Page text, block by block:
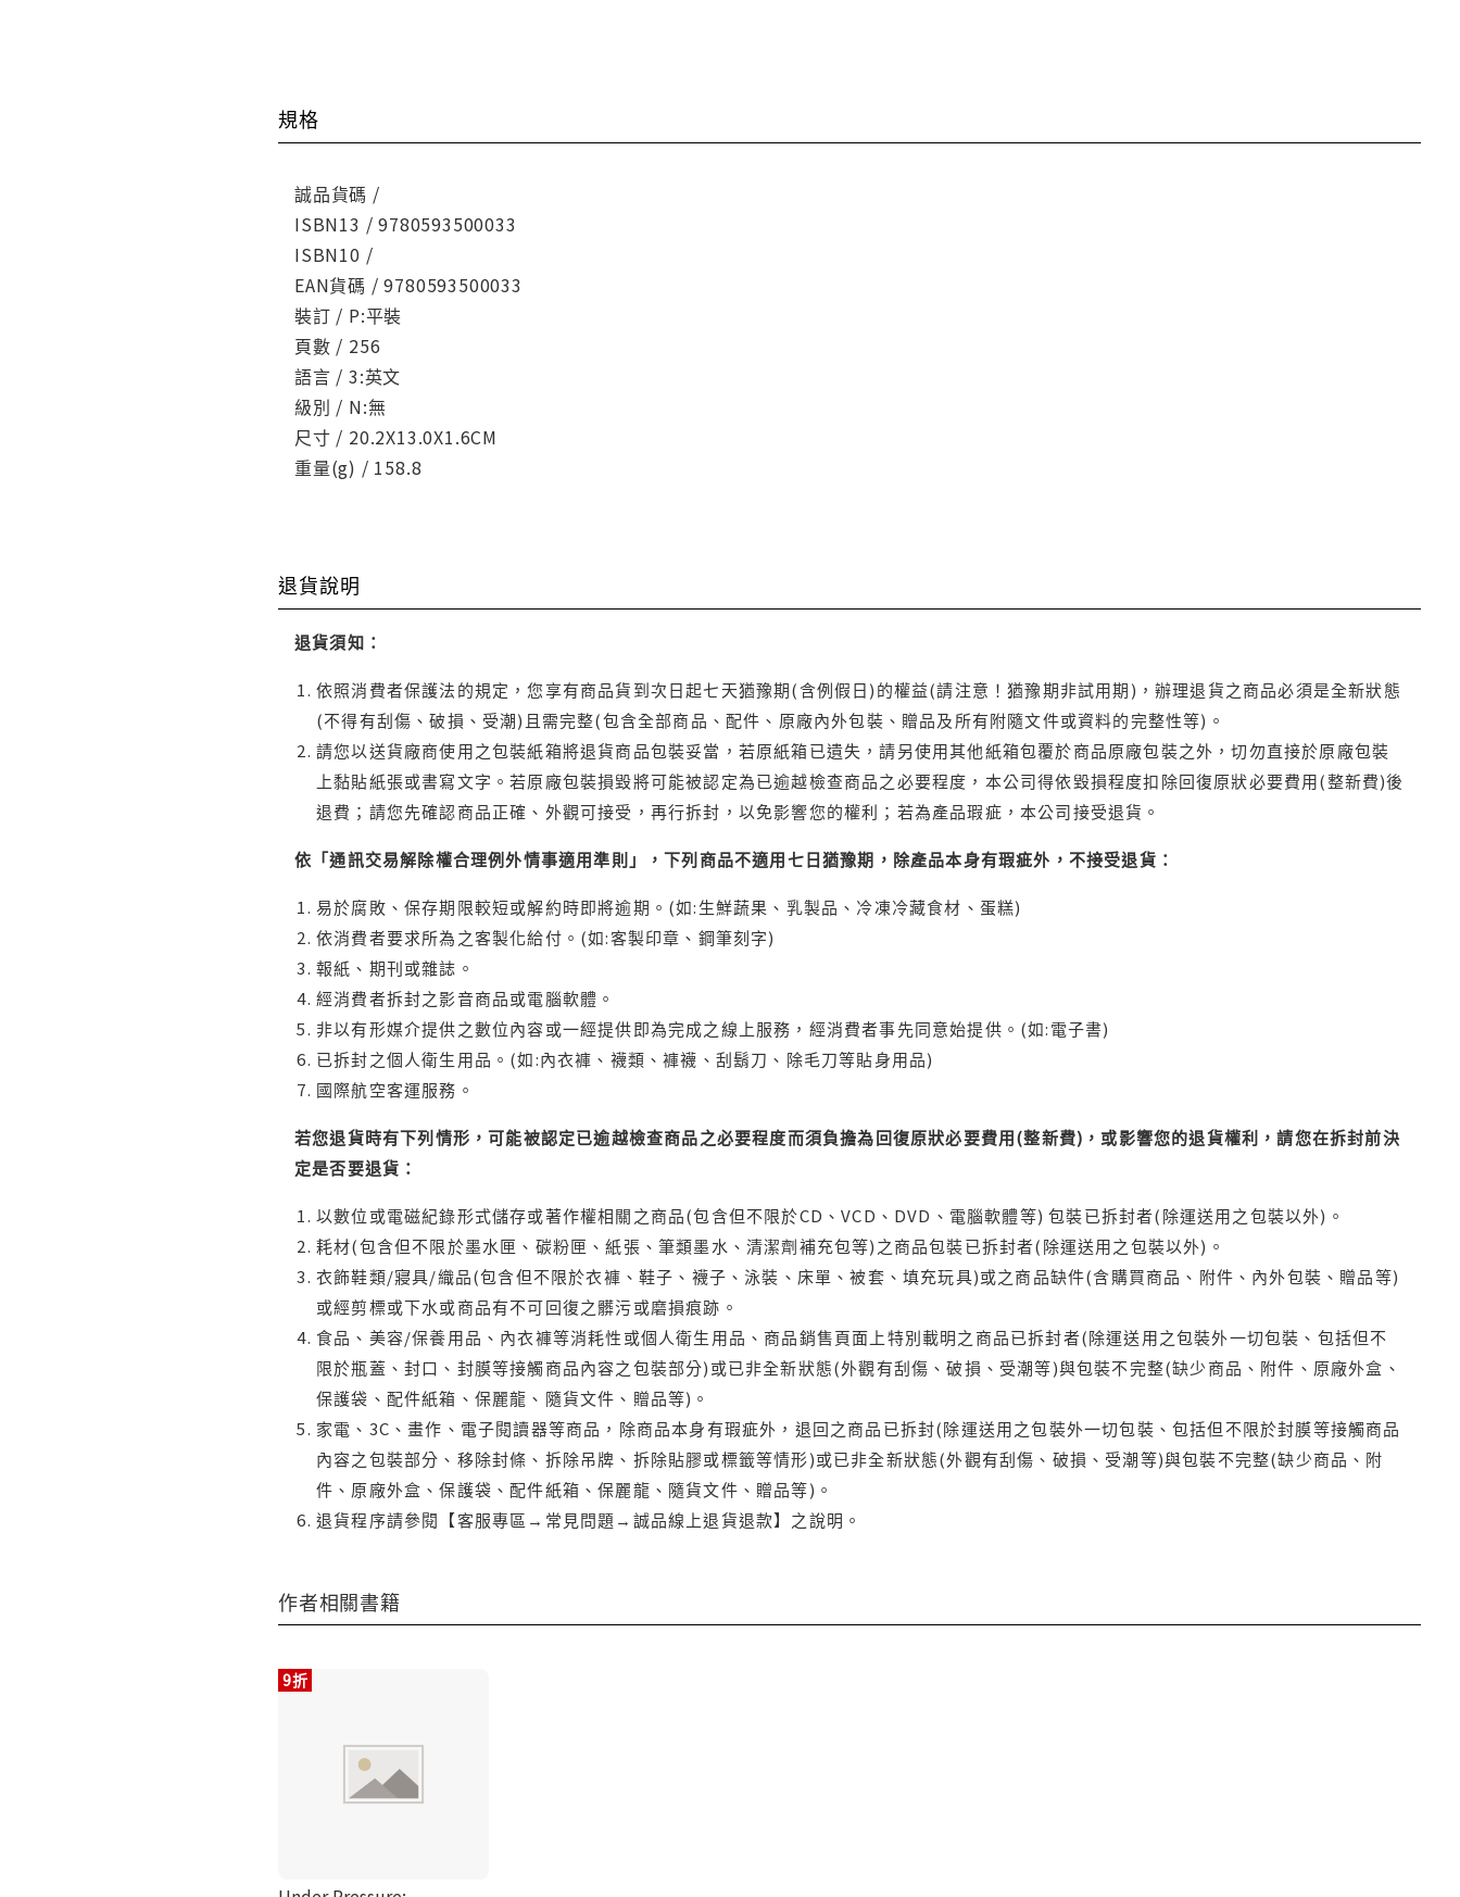
規格
誠品貨碼 /
ISBN13 / 9780593500033
ISBN10 /
EAN貨碼 / 9780593500033
裝訂 / P:平裝
頁數 / 256
語言 / 3:英文
級別 / N:無
尺寸 / 20.2X13.0X1.6CM
重量(g) / 158.8
退貨說明
退貨須知：
依照消費者保護法的規定，您享有商品貨到次日起七天猶豫期(含例假日)的權益(請注意！猶豫期非試用期)，辦理退貨之商品必須是全新狀態
(不得有刮傷、破損、受潮)且需完整(包含全部商品、配件、原廠內外包裝、贈品及所有附隨文件或資料的完整性等)。
請您以送貨廠商使用之包裝紙箱將退貨商品包裝妥當，若原紙箱已遺失，請另使用其他紙箱包覆於商品原廠包裝之外，切勿直接於原廠包裝
上黏貼紙張或書寫文字。若原廠包裝損毀將可能被認定為已逾越檢查商品之必要程度，本公司得依毀損程度扣除回復原狀必要費用(整新費)後
退費；請您先確認商品正確、外觀可接受，再行拆封，以免影響您的權利；若為產品瑕疵，本公司接受退貨。
依「通訊交易解除權合理例外情事適用準則」，下列商品不適用七日猶豫期，除產品本身有瑕疵外，不接受退貨：
易於腐敗、保存期限較短或解約時即將逾期。(如:生鮮蔬果、乳製品、冷凍冷藏食材、蛋糕)
依消費者要求所為之客製化給付。(如:客製印章、鋼筆刻字)
報紙、期刊或雜誌。
經消費者拆封之影音商品或電腦軟體。
非以有形媒介提供之數位內容或一經提供即為完成之線上服務，經消費者事先同意始提供。(如:電子書)
已拆封之個人衛生用品。(如:內衣褲、襪類、褲襪、刮鬍刀、除毛刀等貼身用品)
國際航空客運服務。
若您退貨時有下列情形，可能被認定已逾越檢查商品之必要程度而須負擔為回復原狀必要費用(整新費)，或影響您的退貨權利，請您在拆封前決
定是否要退貨：
以數位或電磁紀錄形式儲存或著作權相關之商品(包含但不限於CD、VCD、DVD、電腦軟體等) 包裝已拆封者(除運送用之包裝以外)。
耗材(包含但不限於墨水匣、碳粉匣、紙張、筆類墨水、清潔劑補充包等)之商品包裝已拆封者(除運送用之包裝以外)。
衣飾鞋類/寢具/織品(包含但不限於衣褲、鞋子、襪子、泳裝、床單、被套、填充玩具)或之商品缺件(含購買商品、附件、內外包裝、贈品等)
或經剪標或下水或商品有不可回復之髒污或磨損痕跡。
食品、美容/保養用品、內衣褲等消耗性或個人衛生用品、商品銷售頁面上特別載明之商品已拆封者(除運送用之包裝外一切包裝、包括但不
限於瓶蓋、封口、封膜等接觸商品內容之包裝部分)或已非全新狀態(外觀有刮傷、破損、受潮等)與包裝不完整(缺少商品、附件、原廠外盒、
保護袋、配件紙箱、保麗龍、隨貨文件、贈品等)。
家電、3C、畫作、電子閱讀器等商品，除商品本身有瑕疵外，退回之商品已拆封(除運送用之包裝外一切包裝、包括但不限於封膜等接觸商品
內容之包裝部分、移除封條、拆除吊牌、拆除貼膠或標籤等情形)或已非全新狀態(外觀有刮傷、破損、受潮等)與包裝不完整(缺少商品、附
件、原廠外盒、保護袋、配件紙箱、保麗龍、隨貨文件、贈品等)。
退貨程序請參閱【客服專區→常見問題→誠品線上退貨退款】之說明。
作者相關書籍
9折